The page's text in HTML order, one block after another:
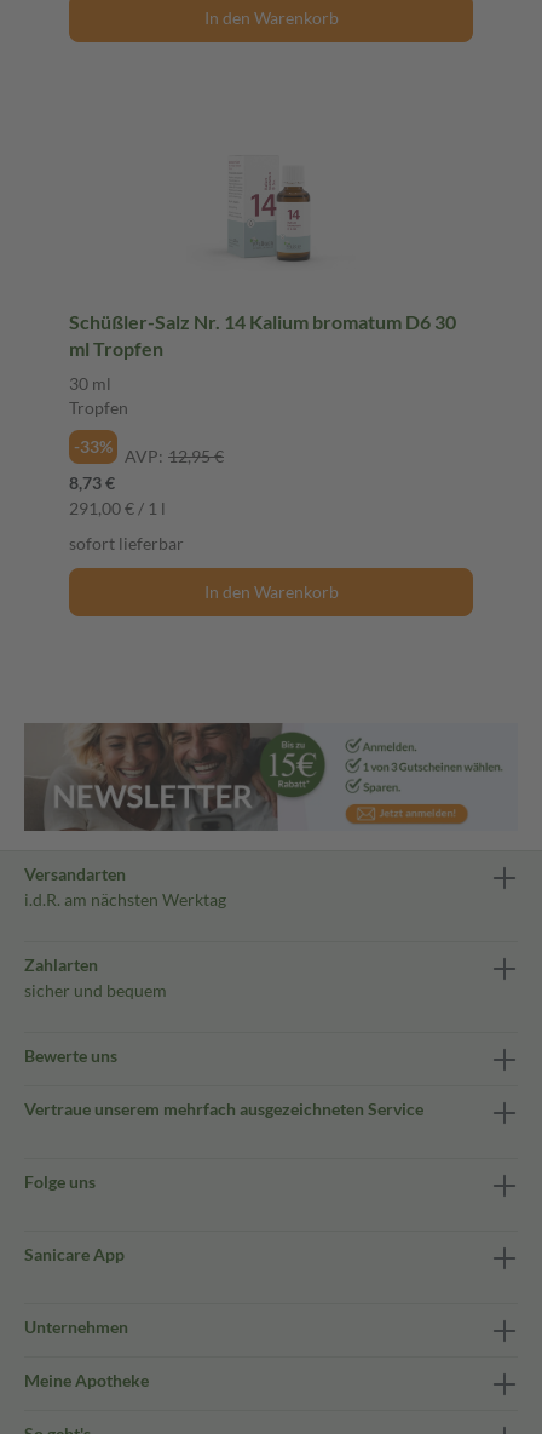
In den Warenkorb
Schüßler-Salz Nr. 14 Kalium bromatum D6 30
ml Tropfen
30 ml
Tropfen
-33%
AVP: 12,95 €
8,73 €
291,00 € / 1 l
sofort lieferbar
In den Warenkorb
Versandarten
i.d.R. am nächsten Werktag
Zahlarten
sicher und bequem
Bewerte uns
Vertraue unserem mehrfach ausgezeichneten Service
Folge uns
Sanicare App
Unternehmen
Meine Apotheke